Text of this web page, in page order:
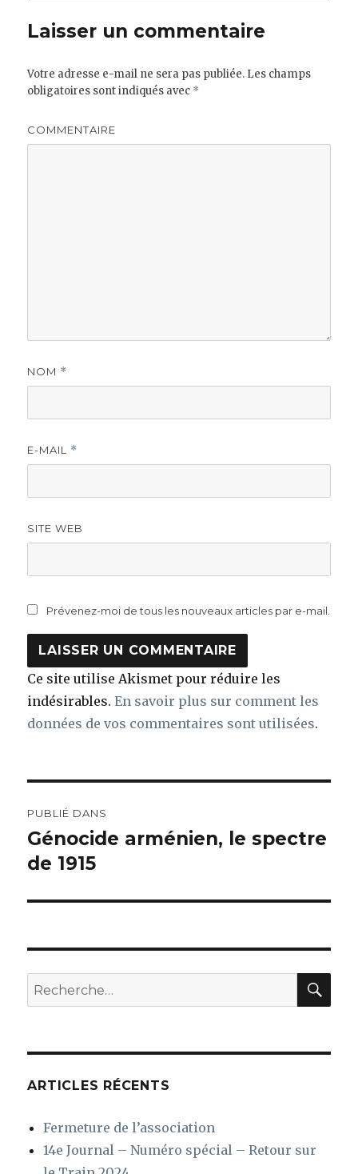
Laisser un commentaire
Votre adresse e-mail ne sera pas publiée. Les champs
obligatoires sont indiqués avec *
COMMENTAIRE
NOM *
E-MAIL *
SITE WEB
Prévenez-moi de tous les nouveaux articles par e-mail.
Ce site utilise Akismet pour réduire les
indésirables.En savoir plus sur comment les
données de vos commentaires sont utilisées.
de
l’article
PUBLIÉ DANS
Génocide arménien, le spectre
de 1915
Recherche
pour
ARTICLES RÉCENTS
Fermeture de l’association
14e Journal – Numéro spécial – Retour sur